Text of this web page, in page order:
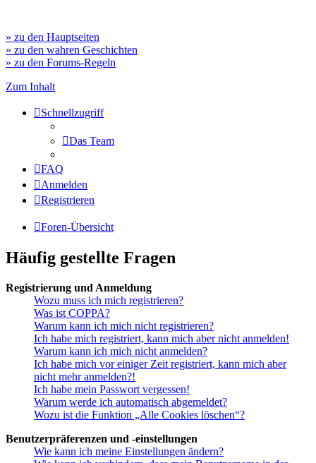
» zu den Hauptseiten
» zu den wahren Geschichten
» zu den Forums-Regeln
Zum Inhalt
Schnellzugriff
Das Team
FAQ
Anmelden
Registrieren
Foren-Übersicht
Häufig gestellte Fragen
Registrierung und Anmeldung
Wozu muss ich mich registrieren?
Was ist COPPA?
Warum kann ich mich nicht registrieren?
Ich habe mich registriert, kann mich aber nicht anmelden!
Warum kann ich mich nicht anmelden?
Ich habe mich vor einiger Zeit registriert, kann mich aber
nicht mehr anmelden?!
Ich habe mein Passwort vergessen!
Warum werde ich automatisch abgemeldet?
Wozu ist die Funktion „Alle Cookies löschen“?
Benutzerpräferenzen und -einstellungen
Wie kann ich meine Einstellungen ändern?